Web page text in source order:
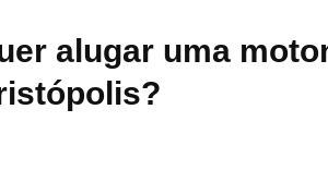
alugar uma